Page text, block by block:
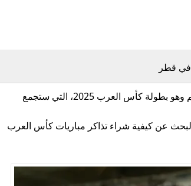
تستعد دولة قطر مجددًا لاستضافة حدث كروي عربي ضخم وهو بطولة كأس العرب 2025، التي ستجمع
عن كيفية شراء تذاكر مباريات كأس العرب